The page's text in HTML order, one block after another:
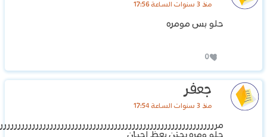
منذ 3 سنوات الساعة 17:56
حلو بس مومره
0
جعفر
منذ 3 سنوات الساعة 17:54
حلو ومره يجنن بعظ احيان